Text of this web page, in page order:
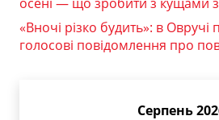
«Вночі різко будить»: в
голосові повідомлення про
Серпень